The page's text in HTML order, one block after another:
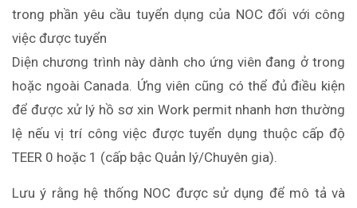
trong phần yêu cầu tuyển dụng của NOC đối với công
việc được tuyển
Diện chương trình này dành cho ứng viên đang ở trong
hoặc ngoài Canada. Ứng viên cũng có thể đủ điều kiện
để được xử lý hồ sơ xin Work permit nhanh hơn thường
lệ nếu vị trí công việc được tuyển dụng thuộc cấp độ
TEER 0 hoặc 1 (cấp bậc Quản lý/Chuyên gia).
Lưu ý rằng hệ thống NOC được sử dụng để mô tả và